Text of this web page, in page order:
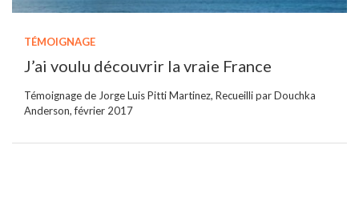
TÉMOIGNAGE
J’ai voulu découvrir la vraie France
Témoignage de Jorge Luis Pitti Martinez, Recueilli par Douchka
Anderson, février 2017